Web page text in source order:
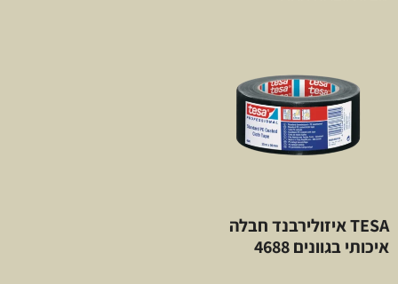
TESA איזולירבנד חבלה
איכותי בגוונים 4688